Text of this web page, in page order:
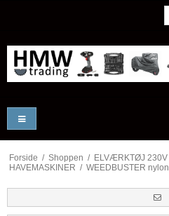
Forside / Shoppen / ELVÆRKTØJ 230V
HAVEMASKINER / WEEDBUSTER nylon